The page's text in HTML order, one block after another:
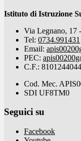
Istituto di Istruzione
Via Legnano, 17
Tel: 0734.991431
Email:
PEC:
C.F.:
Cod. Mec.
SDI UF8TM0
Seguici su
Facebook